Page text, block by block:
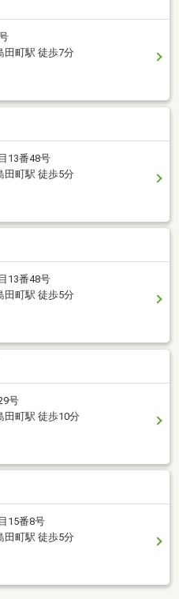
田町駅 徒歩7分
13番48号
田町駅 徒歩5分
13番48号
田町駅 徒歩5分
号
田町駅 徒歩10分
15番8号
田町駅 徒歩5分